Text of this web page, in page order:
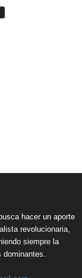
hacer un aporte
revolucionaria,
siempre la